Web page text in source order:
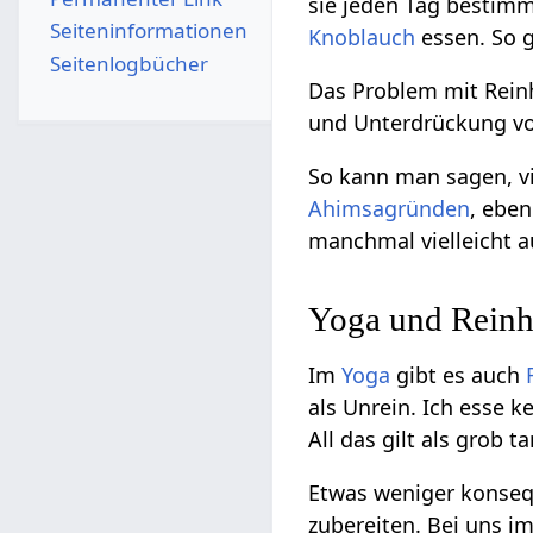
Knoblauch essen. So
Das Problem mit
und Unterdrückung
So kann man sagen,
Ahimsagründen,
manchmal vielleicht
Yoga und
ImYoga gibt es auch
als Unrein. Ich esse
All das gilt als grob
Etwas weniger
zubereiten. Bei uns
Seiten­­informationen
Seitenlogbücher